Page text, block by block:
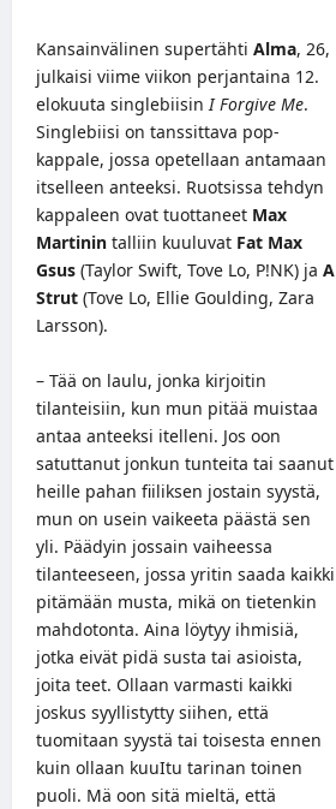
Kansainvälinen supertähti Alma, 26,
julkaisi viime viikon perjantaina 12.
elokuuta singlebiisin I Forgive Me.
Singlebiisi on tanssittava pop-
kappale, jossa opetellaan antamaan
itselleen anteeksi. Ruotsissa tehdyn
kappaleen ovat tuottaneet Max
Martinin talliin kuuluvat Fat Max
Gsus (Taylor Swift, Tove Lo, P!NK) ja A
Strut (Tove Lo, Ellie Goulding, Zara
Larsson).
– Tää on laulu, jonka kirjoitin
tilanteisiin, kun mun pitää muistaa
antaa anteeksi itelleni. Jos oon
satuttanut jonkun tunteita tai saanut
heille pahan fiiliksen jostain syystä,
mun on usein vaikeeta päästä sen
yli. Päädyin jossain vaiheessa
tilanteeseen, jossa yritin saada kaikki
pitämään musta, mikä on tietenkin
mahdotonta. Aina löytyy ihmisiä,
jotka eivät pidä susta tai asioista,
joita teet. Ollaan varmasti kaikki
joskus syyllistytty siihen, että
tuomitaan syystä tai toisesta ennen
kuin ollaan kuuItu tarinan toinen
puoli. Mä oon sitä mieltä, että